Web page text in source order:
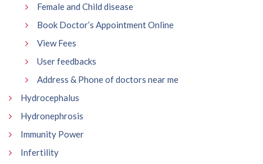
Female and Child disease
Book Doctor’s Appointment Online
View Fees
User feedbacks
Address & Phone of doctors near me
Hydrocephalus
Hydronephrosis
Immunity Power
Infertility